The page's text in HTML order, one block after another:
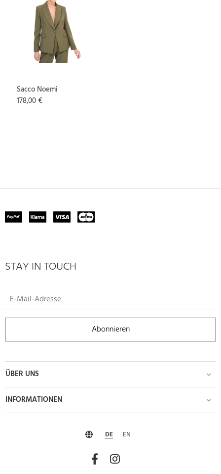
Sacco Noemi
178,00 €
STAY IN TOUCH
Abonnieren
ÜBER UNS
INFORMATIONEN
DE EN